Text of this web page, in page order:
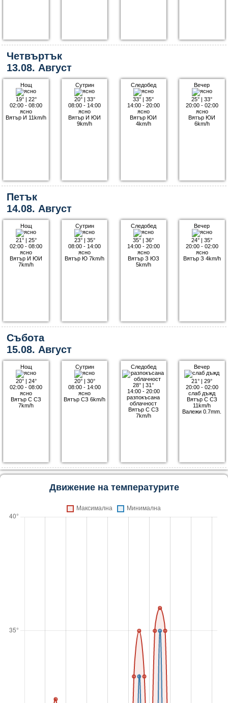
Четвъртък
13.08. Август
Нощ
19°| 22°
02:00 - 08:00
ясно
Вятър И 11km/h
Сутрин
20°| 33°
08:00 - 14:00
ясно
Вятър И ЮИ
9km/h
Следобед
33° |35°
14:00 - 20:00
ясно
Вятър ЮИ
4km/h
Вечер
25° |33°
20:00 - 02:00
ясно
Вятър ЮИ
6km/h
Петък
14.08. Август
Нощ
21°| 25°
02:00 - 08:00
ясно
Вятър И ЮИ
7km/h
Сутрин
23°| 35°
08:00 - 14:00
ясно
Вятър Ю 7km/h
Следобед
35° |36°
14:00 - 20:00
ясно
Вятър З ЮЗ
5km/h
Вечер
24° |35°
20:00 - 02:00
ясно
Вятър З 4km/h
Събота
15.08. Август
Нощ
20°| 24°
02:00 - 08:00
ясно
Вятър С СЗ
7km/h
Сутрин
20°| 30°
08:00 - 14:00
ясно
Вятър СЗ 6km/h
Следобед
28° |31°
14:00 - 20:00
разпокъсана
облачност
Вятър С СЗ
7km/h
Вечер
21° |29°
20:00 - 02:00
слаб дъжд
Вятър С СЗ
11km/h
Валежи 0.7mm.
Движение на температурите